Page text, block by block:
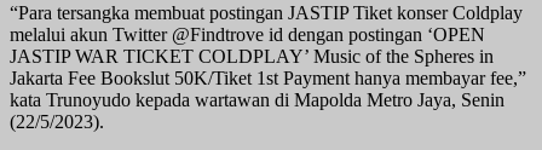
“Para tersangka membuat postingan JASTIP Tiket konser Coldplay
melalui akun Twitter @Findtrove id dengan postingan ‘OPEN
JASTIP WAR TICKET COLDPLAY’ Music of the Spheres in
Jakarta Fee Bookslut 50K/Tiket 1st Payment hanya membayar fee,”
kata Trunoyudo kepada wartawan di Mapolda Metro Jaya, Senin
(22/5/2023).